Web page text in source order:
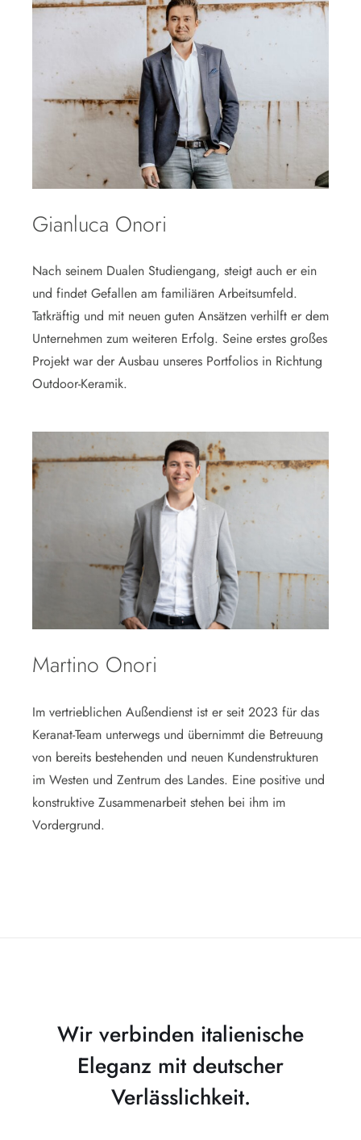
Gianluca Onori
Nach seinem Dualen Studiengang, steigt auch er ein
und findet Gefallen am familiären Arbeitsumfeld.
Tatkräftig und mit neuen guten Ansätzen verhilft er dem
Unternehmen zum weiteren Erfolg. Seine erstes großes
Projekt war der Ausbau unseres Portfolios in Richtung
Outdoor-Keramik.
Martino Onori
Im vertrieblichen Außendienst ist er seit 2023 für das
Keranat-Team unterwegs und übernimmt die Betreuung
von bereits bestehenden und neuen Kundenstrukturen
im Westen und Zentrum des Landes. Eine positive und
konstruktive Zusammenarbeit stehen bei ihm im
Vordergrund.
Wir verbinden italienische
Eleganz mit deutscher
Verlässlichkeit.